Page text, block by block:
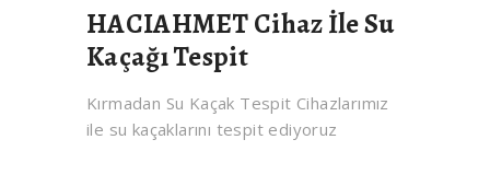
HACIAHMET Cihaz İle Su
Kaçağı Tespit
Kırmadan Su Kaçak Tespit Cihazlarımız
ile su kaçaklarını tespit ediyoruz